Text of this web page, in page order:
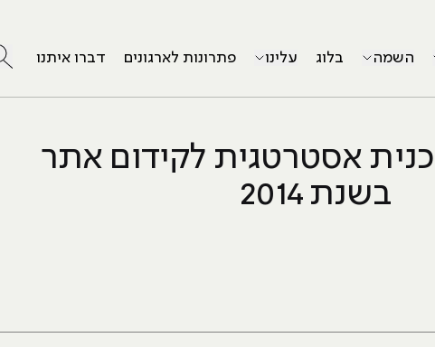
השמה בלוג עלינו פתרונות לארגונים דברו איתנו
אסטרטגית לקידום אתר
בשנת 2014